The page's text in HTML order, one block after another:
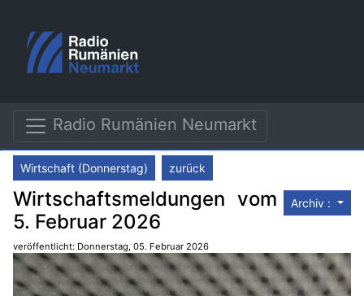
Radio Rumänien Neumarkt
Wirtschaft (Donnerstag) zurück
Archiv :
Wirtschaftsmeldungen vom
5. Februar 2026
veröffentlicht: Donnerstag, 05. Februar 2026